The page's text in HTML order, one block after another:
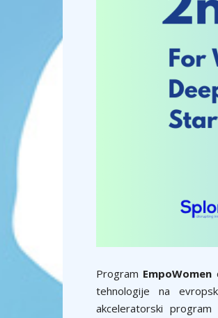
Program EmpoWomen
tehnologije na
akceleratorski